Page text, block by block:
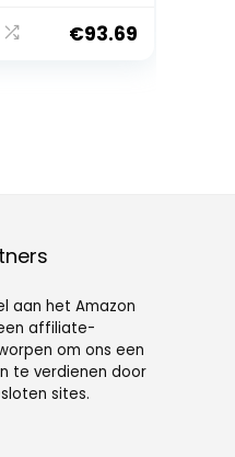
Belt Square
€93.69
aan het Amazon
affiliate-
om ons een
te verdienen door
sites.